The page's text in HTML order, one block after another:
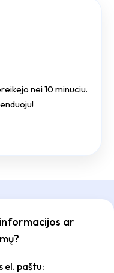
nei 10 minuciu.
ar
el. paštu: